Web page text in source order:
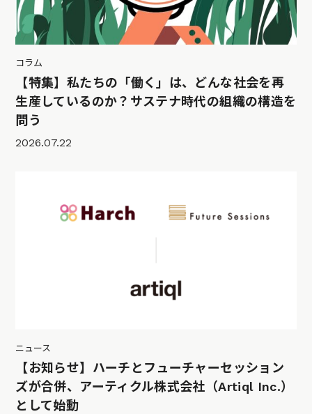
コラム
【特集】私たちの「働く」は、どんな社会を再
生産しているのか？サステナ時代の組織の構造を
問う
2026.07.22
ニュース
【お知らせ】ハーチとフューチャーセッション
ズが合併、アーティクル株式会社（Artiql Inc.）
として始動